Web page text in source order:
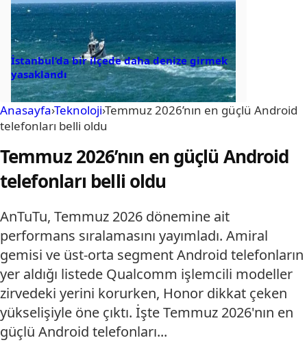
İstanbul’da bir ilçede daha denize girmek
yasaklandı
Anasayfa›Teknoloji›Temmuz 2026’nın en güçlü Android
telefonları belli oldu
Temmuz 2026’nın en güçlü Android
telefonları belli oldu
AnTuTu, Temmuz 2026 dönemine ait
performans sıralamasını yayımladı. Amiral
gemisi ve üst-orta segment Android telefonların
yer aldığı listede Qualcomm işlemcili modeller
zirvedeki yerini korurken, Honor dikkat çeken
yükselişiyle öne çıktı. İşte Temmuz 2026'nın en
güçlü Android telefonları...